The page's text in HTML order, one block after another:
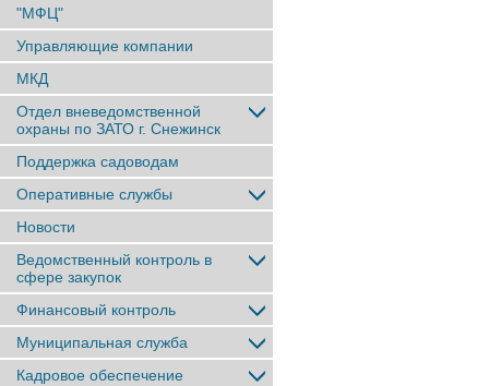
"МФЦ"
Управляющие компании
МКД
Отдел вневедомственной
охраны по ЗАТО г. Снежинск
Поддержка садоводам
Оперативные службы
Новости
Ведомственный контроль в
сфере закупок
Финансовый контроль
Муниципальная служба
Кадровое обеспечение